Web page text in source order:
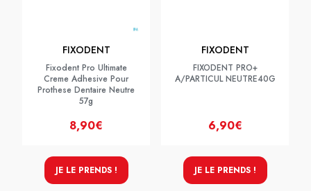
FIXODENT
Fixodent Pro Ultimate
Creme Adhesive Pour
Prothese Dentaire Neutre
57g
8,90€
JE LE PRENDS !
FIXODENT
FIXODENT PRO+
A/PARTICUL NEUTRE40G
6,90€
JE LE PRENDS !